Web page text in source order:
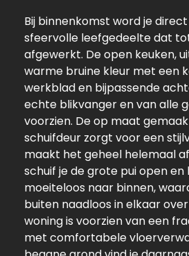
Bij binnenkomst word je
sfeervolle leefgedeelte dat
afgewerkt. De open keuken,
warme bruine kleur met een
werkblad en bijpassende
echte blikvanger en van alle
voorzien. De op maat
schuifdeur zorgt voor een
maakt het geheel helemaal
schuif je de grote pui open en
moeiteloos naar binnen,
buiten naadloos in elkaar
woning is voorzien van een
met comfortabele